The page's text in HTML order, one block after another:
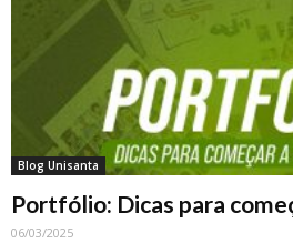
Blog Unisanta
Portfólio: Dicas para
06/03/2025